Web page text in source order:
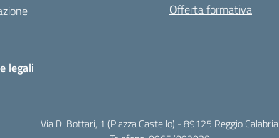
Offerta formativa
legali
Via D. Bottari, 1 (Piazza Castello) - 89125 Reggio Calabria